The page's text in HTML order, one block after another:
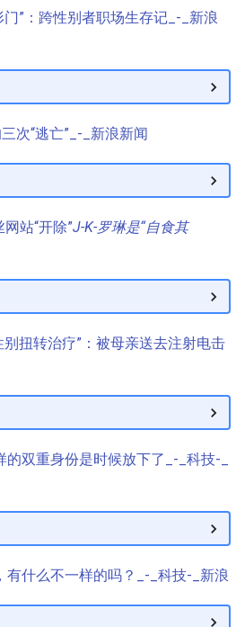
”：跨性别者职场生存记_-_新浪
次“逃亡”_-_新浪新闻
站“开除”J-K-罗琳是“自食其
扭转治疗”：被母亲送去注射电击
双重身份是时候放下了_-_科技-_
有什么不一样的吗？_-_科技-_新浪